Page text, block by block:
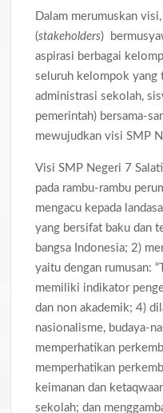
Dalam merumuskan
(stakeholders)
aspirasi berbagai
seluruh kelompok yang
administrasi sekolah,
pemerintah) bersama-
mewujudkan visi SMP
Visi SMP Negeri 7
pada rambu-rambu
mengacu kepada
yang bersifat baku dan
bangsa Indonesia; 2)
yaitu dengan rumusan:
memiliki indikator
dan non akademik; 4)
nasionalisme, budaya-
memperhatikan
memperhatikan
keimanan dan
sekolah; dan